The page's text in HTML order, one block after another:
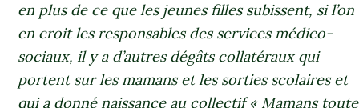
en plus de ce que les jeunes filles subissent, si l’on
en croit les responsables des services médico-
sociaux, il y a d’autres dégâts collatéraux qui
portent sur les mamans et les sorties scolaires et
qui a donné naissance au collectif « Mamans